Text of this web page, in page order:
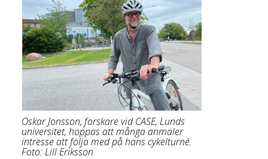
Oskar Jonsson, forskare vid CASE, Lunds
universitet, hoppas att många anmäler
intresse att följa med på hans cykelturné.
Foto: Lill Eriksson